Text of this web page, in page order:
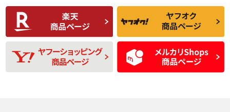
C
比較的きれいな中古
品
C
られるが、使用に問
題のない中古品
D
使用感や目立つ傷が
あり、一般的な中古
品
D
残り溝も少なく、偏
磨耗がみられ、短期
間使用できるくらい
の中古品